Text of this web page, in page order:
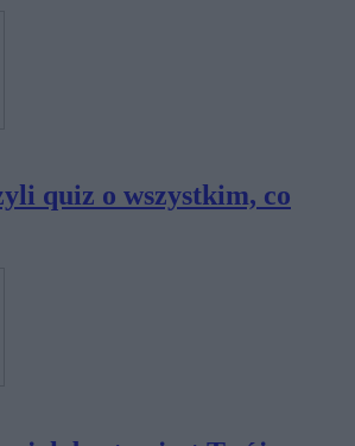
quiz o wszystkim, co